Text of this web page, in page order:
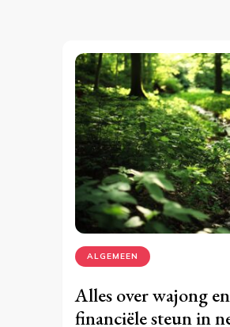
ALGEMEEN
Alles over wajong
financiële steun in